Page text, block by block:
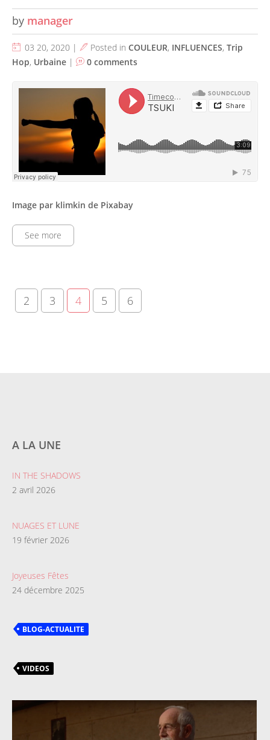
by manager
03 20, 2020 | Posted in COULEUR, INFLUENCES, Trip
Hop, Urbaine | 0 comments
Image par klimkin de Pixabay
See more
2 3 4 5 6
A LA UNE
IN THE SHADOWS
2 avril 2026
NUAGES ET LUNE
19 février 2026
Joyeuses Fêtes
24 décembre 2025
BLOG-ACTUALITE
VIDEOS